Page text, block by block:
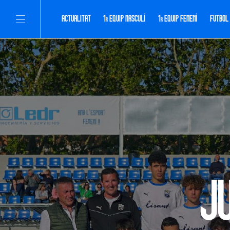
ACTUALITAT 1 R EQUIP MASCULÍ 1 R EQUIP FEMENÍ